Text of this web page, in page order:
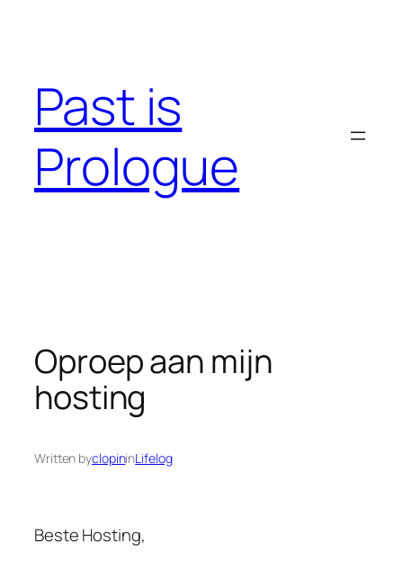
Past is
Prologue
Oproep aan mijn
hosting
Written byclopininLifelog
Beste Hosting,